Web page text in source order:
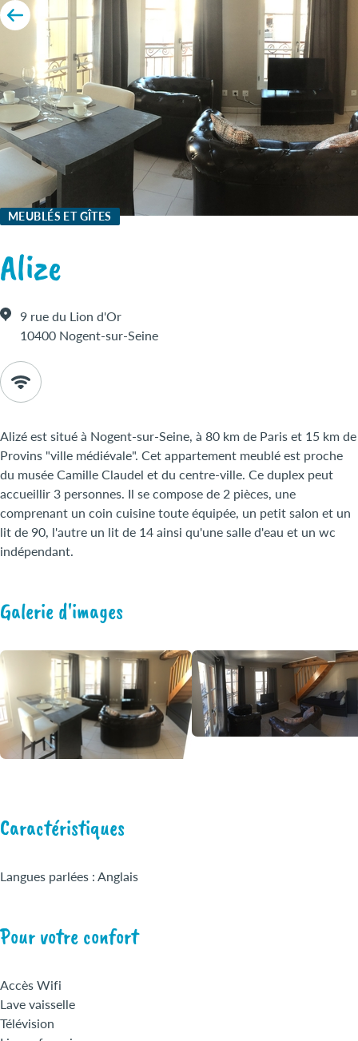
MEUBLÉS ET GÎTES
Alize
9 rue du Lion d'Or
10400 Nogent-sur-Seine
Alizé est situé à Nogent-sur-Seine, à 80 km de Paris et 15 km de
Provins "ville médiévale". Cet appartement meublé est proche
du musée Camille Claudel et du centre-ville. Ce duplex peut
accueillir 3 personnes. Il se compose de 2 pièces, une
comprenant un coin cuisine toute équipée, un petit salon et un
lit de 90, l'autre un lit de 14 ainsi qu'une salle d'eau et un wc
indépendant.
Galerie d'images
Caractéristiques
Langues parlées : Anglais
Pour votre confort
Accès Wifi
Lave vaisselle
Télévision